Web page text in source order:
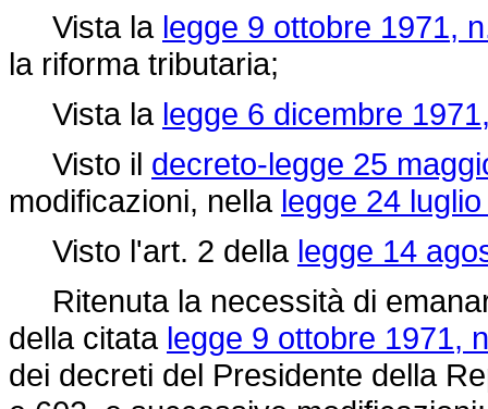
Vista la legge 9 ottobre 1971,
la riforma tributaria;
Vista la legge 6 dicembre
Visto il decreto-legge 25
modificazioni, nella legge 24
Visto l'art. 2 della legge 14
Ritenuta la necessità di
della citata legge 9 ottobre 1971,
dei decreti del Presidente della